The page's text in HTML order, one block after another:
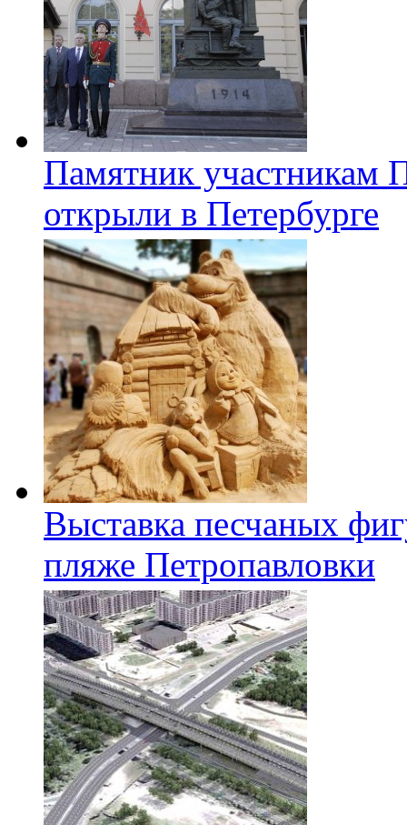
Памятник участникам
открыли в Петербурге
Выставка песчаных
пляже Петропавловки